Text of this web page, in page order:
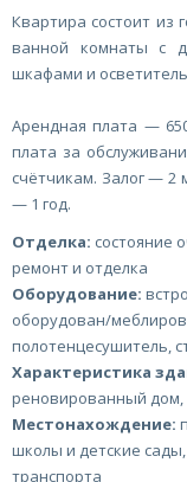
Квартира состоит из
ванной комнаты с
шкафами и
Арендная плата —
плата за
счётчикам. Залог —
— 1 год.
Отделка: состояние
ремонт и отделка
Оборудование:
оборудован/
полотенцесушитель,
Характеристика
реновированный дом,
Местонахождение:
школы и детские
транспорта